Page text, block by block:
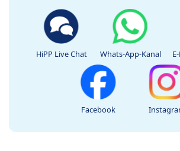
HiPP Live Chat Whats-App-Kanal
Facebook